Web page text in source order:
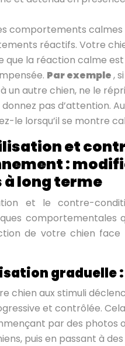
comportements
réactifs. Votre
que la réaction calme est
Par exemple,
un autre chien, ne le
pas d’attention.
le lorsqu’il se montre
et
:
long terme
et le contre-
comportementales
de votre chien face
graduelle :
chien aux stimuli
et contrôlée.
par des photos
puis en passant à des